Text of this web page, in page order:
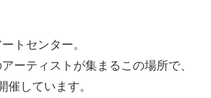
トセンター。
ーティストが集まるこの場所で、
催しています。